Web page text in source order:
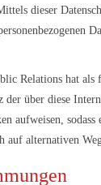
dieser
Relations hat als
über diese
aufweisen,
auf alternativen